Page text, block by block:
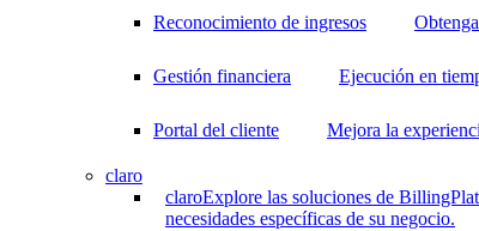
Reconocimiento de ingresos
Gestión financiera Ejecución en
Portal del cliente Mejora la
claro
claroExplore las soluciones de
necesidades específicas de su negocio.